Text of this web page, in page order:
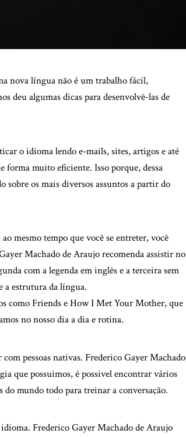
nova língua não é um trabalho fácil,
deu algumas dicas para desenvolvê-las de
o idioma lendo e-mails, sites, artigos e até
forma muito eficiente. Isso porque, dessa
sobre os mais diversos assuntos a partir do
mesmo tempo que você se entreter, você
Machado de Araujo recomenda assistir no
com a legenda em inglês e a terceira sem
a estrutura da língua.
como Friends e How I Met Your Mother, que
no nosso dia a dia e rotina.
pessoas nativas. Frederico Gayer Machado
que possuimos, é possivel encontrar vários
mundo todo para treinar a conversação.
Frederico Gayer Machado de Araujo